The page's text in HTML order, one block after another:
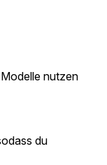
nutzen
du